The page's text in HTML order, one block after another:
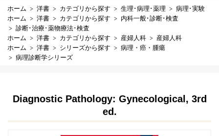
ホーム 洋書 カテゴリから探す 生理･病理･薬理
病理･実験
ホーム
洋書 カテゴリから探す
内科一般･診断･検査
診断･治療･薬物療法･検査
ホーム
洋書 カテゴリから探す 産婦人科
産婦人科
ホーム
洋書 シリーズから探す
病理・癌・腫瘍
病理診断学シリーズ
Diagnostic Pathology: Gynecological, 3rd
ed.